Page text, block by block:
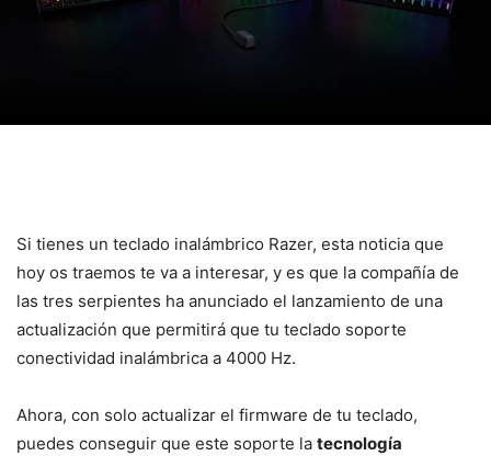
Si tienes un teclado inalámbrico Razer, esta noticia que
hoy os traemos te va a interesar, y es que la compañía de
las tres serpientes ha anunciado el lanzamiento de una
actualización que permitirá que tu teclado soporte
conectividad inalámbrica a 4000 Hz.
Ahora, con solo actualizar el firmware de tu teclado,
puedes conseguir que este soporte la tecnología